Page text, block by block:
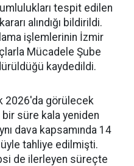
tespit edilen
alındığı bildirildi.
işlemlerinin İzmir
Mücadele Şube
kaydedildi.
2026'da görülecek
süre kala yeniden
dava kapsamında 14
tahliye edilmişti.
de ilerleyen süreçte